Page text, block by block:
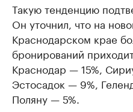
Такую тенденцию
Он уточнил, что на
Краснодарском крае
бронирований
Краснодар — 15%,
Эстосадок — 9%,
Поляну — 5%.